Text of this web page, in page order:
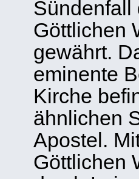
Sündenfall
Göttlichen
gewährt.
eminente
Kirche
ähnlichen
Apostel.
Göttlichen